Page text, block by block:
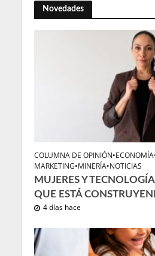
Novedades
COLUMNA DE OPINIÓN•ECONOMÍA
MARKETING•MINERÍA•NOTICIAS
MUJERES Y
QUE ESTÁ
4 días hace